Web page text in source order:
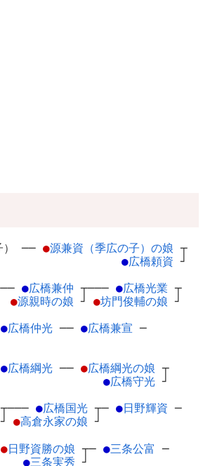
── ●源兼資（季広の子）の娘 ┬
●広橋頼資 ┘
── ●広橋兼仲 ┬
●源親時の娘 ┘
─── ●広橋光業 ┬
●坊門俊輔の娘 ┘
●広橋仲光 ── ●広橋兼宣 ─
●広橋綱光 ── ●広橋綱光の娘 ┬
●広橋守光 ┘
┬
┘
─── ●広橋国光 ┬
●高倉永家の娘 ┘
─ ●日野輝資 ─
●日野資勝の娘 ┬
●三条実秀 ┘
─ ●三条公富 ─